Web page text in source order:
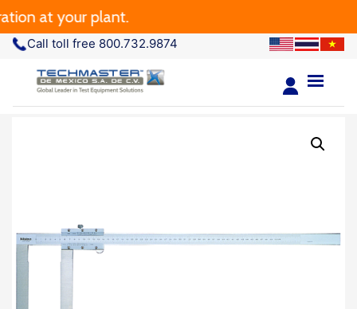
at your plant.
Call toll free 800.732.9874